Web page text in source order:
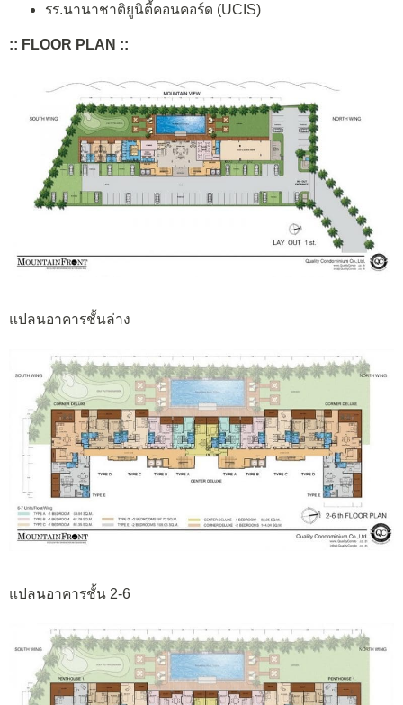
รร.นานาชาติยูนิตี้คอนคอร์ด (UCIS)
:: FLOOR PLAN ::
แปลนอาคารชั้นล่าง
แปลนอาคารชั้น 2-6